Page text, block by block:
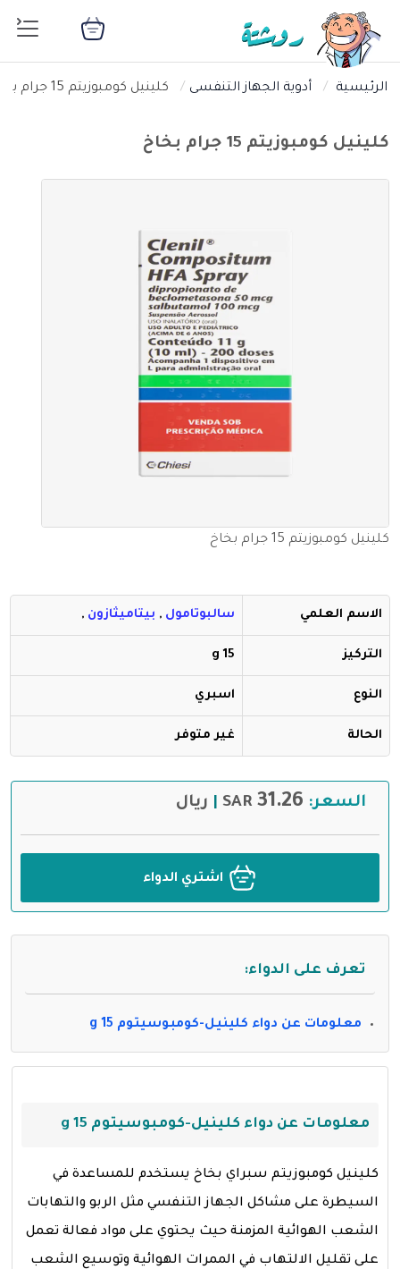
الرئيسية أدوية الجهاز التنفسى كلينيل كومبوزيتم 15 جرام بخاخ
كلينيل كومبوزيتم 15 جرام بخاخ
كلينيل كومبوزيتم 15 جرام بخاخ
الاسم العلمي سالبوتامول , بيتاميثازون ,
التركيز 15 g
النوع اسبري
الحالة غير متوفر
السعر: 31.26
SAR ريال
اشتري الدواء
تعرف على الدواء:
معلومات عن دواء كلينيل-كومبوسيتوم 15 g
معلومات عن دواء كلينيل-كومبوسيتوم 15 g
كلينيل كومبوزيتم سبراي بخاخ يستخدم للمساعدة في
السيطرة على مشاكل الجهاز التنفسي مثل الربو والتهابات
الشعب الهوائية المزمنة حيث يحتوي على مواد فعالة تعمل
على تقليل الالتهاب في الممرات الهوائية وتوسيع الشعب